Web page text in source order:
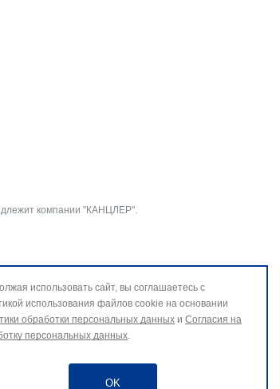
компании "КАНЦЛЕР".
№ 152-ФЗ «О персональных данных».
и использование файлов cookie. В случае
использовать сайт, вы соглашаетесь с
использования файлов cookie на основании
обработки персональных данных и Согласия на
персональных данных.
OK